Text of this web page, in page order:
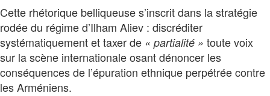
Cette rhétorique belliqueuse s’inscrit dans la stratégie
rodée du régime d’Ilham Aliev : discréditer
systématiquement et taxer de « partialité » toute voix
sur la scène internationale osant dénoncer les
conséquences de l’épuration ethnique perpétrée contre
les Arméniens.